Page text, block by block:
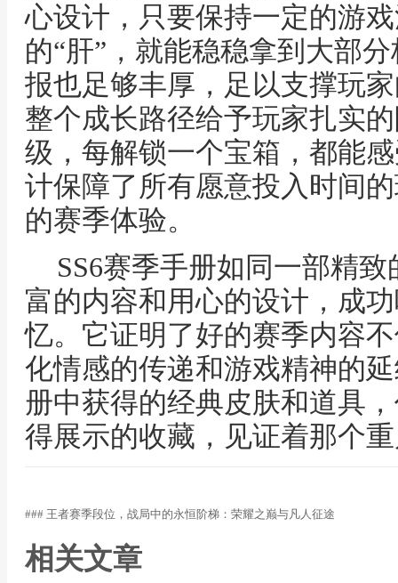
心设计，只要保持一定的游
的“肝”，就能稳稳拿到大部
报也足够丰厚，足以支撑玩
整个成长路径给予玩家扎实
级，每解锁一个宝箱，都能
计保障了所有愿意投入时间
的赛季体验。
SS6赛季手册如同一部精
富的内容和用心的设计，成
忆。它证明了好的赛季内容
化情感的传递和游戏精神的
册中获得的经典皮肤和道具
得展示的收藏，见证着那个
### 王者赛季段位，战局中的永恒阶梯：荣耀之巅与凡人征途
相关文章